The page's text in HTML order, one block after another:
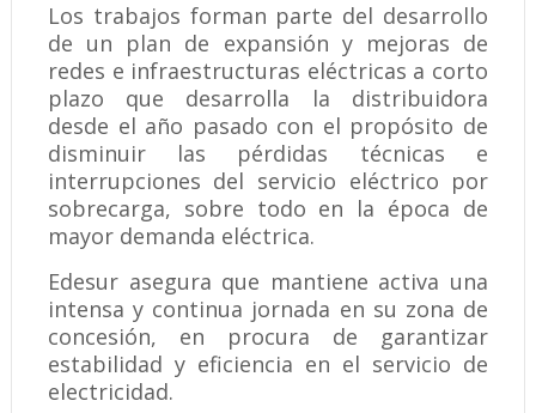
Los trabajos forman parte del desarrollo
de un plan de expansión y mejoras de
redes e infraestructuras eléctricas a corto
plazo que desarrolla la distribuidora
desde el año pasado con el propósito de
disminuir las pérdidas técnicas e
interrupciones del servicio eléctrico por
sobrecarga, sobre todo en la época de
mayor demanda eléctrica.
Edesur asegura que mantiene activa una
intensa y continua jornada en su zona de
concesión, en procura de garantizar
estabilidad y eficiencia en el servicio de
electricidad.